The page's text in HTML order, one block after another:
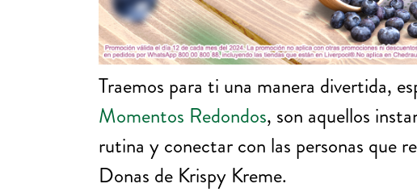
Traemos para ti una manera divertida,
Momentos Redondos, son aquellos
rutina y conectar con las personas que
Donas de Krispy Kreme.